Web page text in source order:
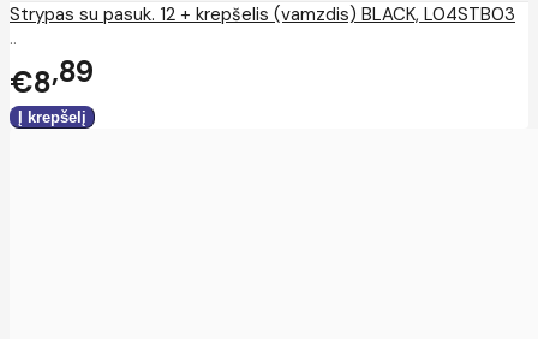
Strypas su pasuk. 12 + krepšelis (vamzdis) BLACK, L04STB03
..
€8 89